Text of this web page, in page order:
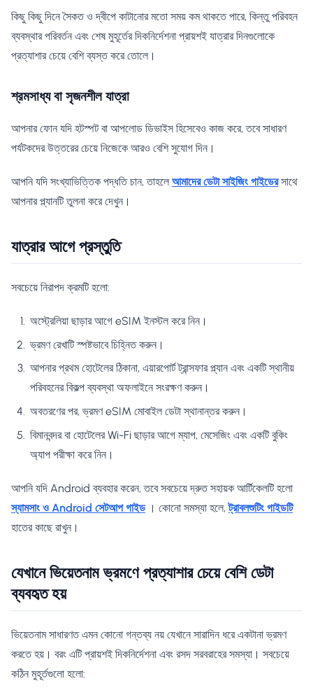
কিছু কিছু দিনে সৈকত ও দ্বীপে কাটানোর মতো সময় কম থাকতে পারে, কিন্তু পরিবহন
ব্যবস্থার পরিবর্তন এবং শেষ মুহূর্তের দিকনির্দেশনা প্রায়শই যাত্রার দিনগুলোকে
প্রত্যাশার চেয়ে বেশি ব্যস্ত করে তোলে।
শ্রমসাধ্য বা সৃজনশীল যাত্রা
আপনার ফোন যদি হটস্পট বা আপলোড ডিভাইস হিসেবেও কাজ করে, তবে সাধারণ
পর্যটকদের উত্তরের চেয়ে নিজেকে আরও বেশি সুযোগ দিন।
আপনি যদি সংখ্যাভিত্তিক পদ্ধতি চান, তাহলে আমাদের ডেটা সাইজিং গাইডেরসাথে
আপনার প্ল্যানটি তুলনা করে দেখুন।
যাত্রার আগে প্রস্তুতি
সবচেয়ে নিরাপদ ক্রমটি হলো:
অস্ট্রেলিয়া ছাড়ার আগে eSIM ইনস্টল করে নিন।
ভ্রমণ রেখাটি স্পষ্টভাবে চিহ্নিত করুন।
আপনার প্রথম হোটেলের ঠিকানা, এয়ারপোর্ট ট্রান্সফার প্ল্যান এবং একটি স্থানীয়
পরিবহনের বিকল্প ব্যবস্থা অফলাইনে সংরক্ষণ করুন।
অবতরণের পর, ভ্রমণ eSIM মোবাইল ডেটা স্থানান্তর করুন।
বিমানবন্দর বা হোটেলের Wi-Fi ছাড়ার আগে ম্যাপ, মেসেজিং এবং একটি বুকিং
অ্যাপ পরীক্ষা করে নিন।
আপনি যদি Android ব্যবহার করেন, তবে সবচেয়ে দ্রুত সহায়ক আর্টিকেলটি হলো
স্যামসাং ও Android সেটআপ গাইড। কোনো সমস্যা হলে,ট্রাবলশুটিং গাইডটি
হাতের কাছে রাখুন।
যেখানে ভিয়েতনাম ভ্রমণে প্রত্যাশার চেয়ে বেশি ডেটা
ব্যবহৃত হয়
ভিয়েতনাম সাধারণত এমন কোনো গন্তব্য নয় যেখানে সারাদিন ধরে একটানা ভ্রমণ
করতে হয়। বরং এটি প্রায়শই দিকনির্দেশনা এবং রসদ সরবরাহের সমস্যা। সবচেয়ে
কঠিন মুহূর্তগুলো হলো: